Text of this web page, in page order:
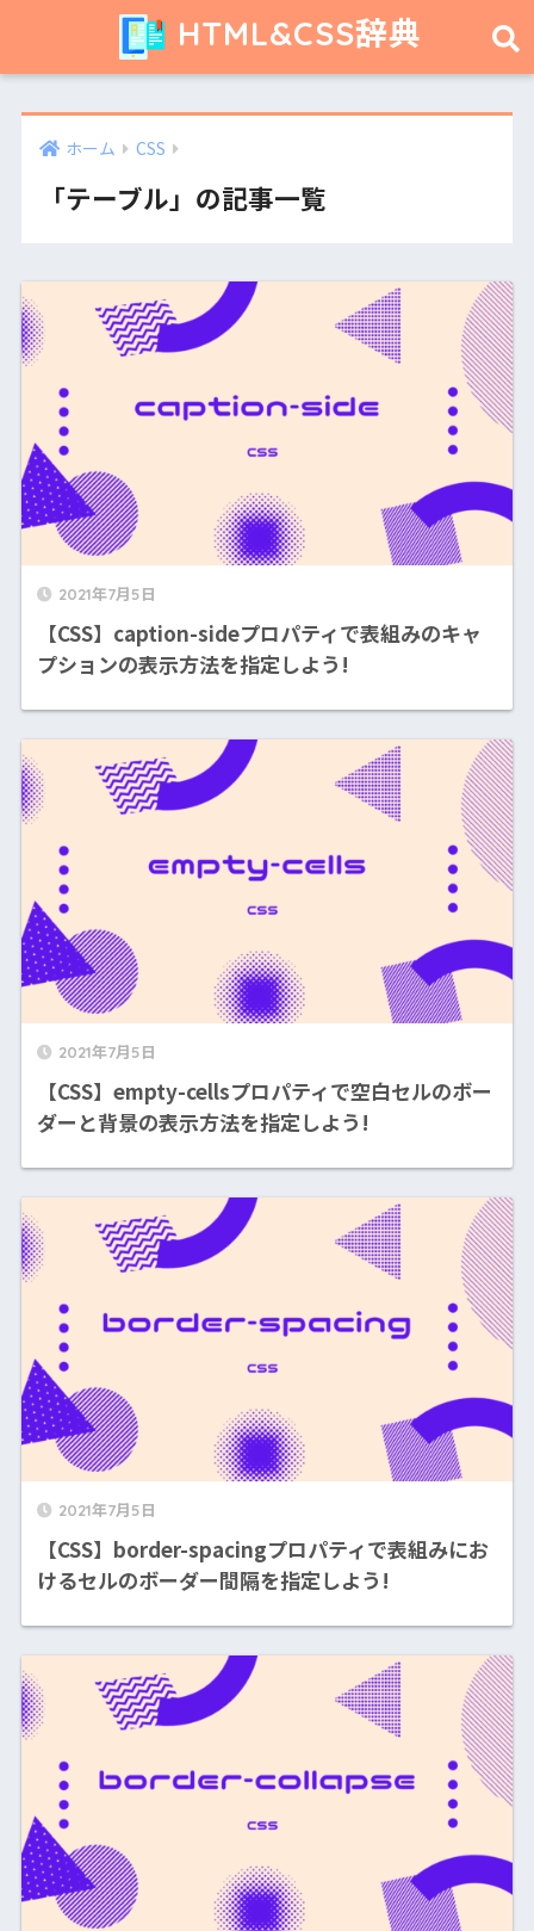
HTML&CSS辞典
ホーム CSS
「テーブル」の記事一覧
2021年7月5日
【CSS】caption-sideプロパティで表組みのキャ
プションの表示方法を指定しよう!
2021年7月5日
【CSS】empty-cellsプロパティで空白セルのボー
ダーと背景の表示方法を指定しよう!
2021年7月5日
【CSS】border-spacingプロパティで表組みにお
けるセルのボーダー間隔を指定しよう!